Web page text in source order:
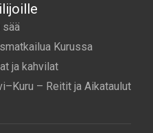
sää
Kurussa
ja kahvilat
– Reitit ja Aikataulut